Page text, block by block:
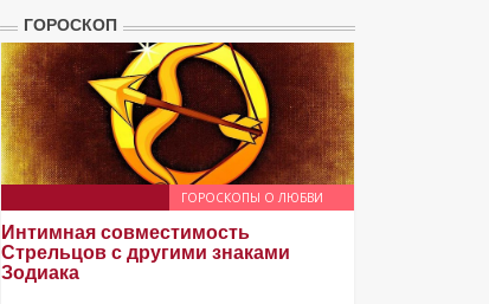
ГОРОСКОП
ГОРОСКОПЫ О ЛЮБВИ
Интимная совместимость
Стрельцов с другими знаками
Зодиака